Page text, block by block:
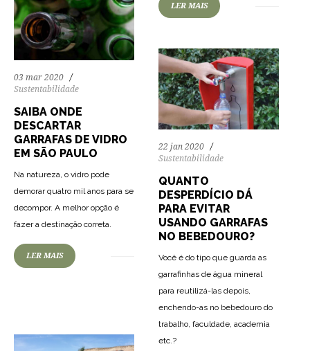
LER MAIS
03 mar 2020
Sustentabilidade
SAIBA ONDE
DESCARTAR
GARRAFAS DE VIDRO
EM SÃO PAULO
Na natureza, o vidro pode
demorar quatro mil anos para se
decompor. A melhor opção é
fazer a destinação correta.
LER MAIS
22 jan 2020
Sustentabilidade
QUANTO
DESPERDÍCIO DÁ
PARA EVITAR
USANDO GARRAFAS
NO BEBEDOURO?
Você é do tipo que guarda as
garrafinhas de água mineral
para reutilizá-las depois,
enchendo-as no bebedouro do
trabalho, faculdade, academia
etc.?
79 1540